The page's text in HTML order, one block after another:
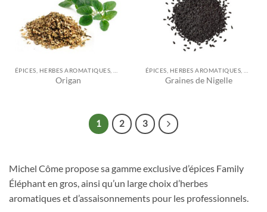
Origan Graines de Nigelle
1 2 3
Michel Côme propose sa gamme exclusive d’épices Family
Éléphant en gros, ainsi qu’un large choix d’herbes
aromatiques et d’assaisonnements pour les professionnels.